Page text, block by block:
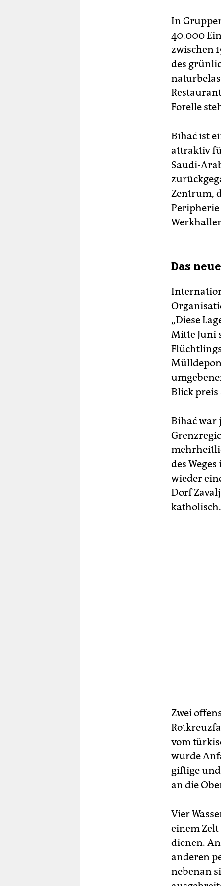
In
40.000
zwischen
des
Forelle
Bihać ist
attraktiv
Saudi-
Zentrum,
Das
„Diese
Mitte Juni
Blick preis
Bihać war
des
wieder
Dorf
Zwei
vom
wurde
giftige
an die
Vier
einem
dienen.
anderen
nebenan